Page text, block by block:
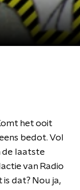
het ooit
bedot. Vol
de laatste
van Radio
dat? Nou ja,